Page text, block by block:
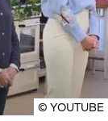
© YOUTUBE